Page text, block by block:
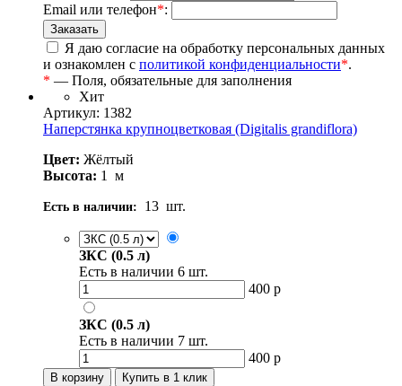
Email или телефон*:
Я даю согласие на обработку персональных данных
и ознакомлен с политикой конфиденциальности*.
* — Поля, обязательные для заполнения
Хит
Артикул: 1382
Наперстянка крупноцветковая (Digitalis grandiflora)
Цвет: Жёлтый
Высота: 1 м
Есть в наличии: 13 шт.
ЗКС (0.5 л)
Есть в наличии 6 шт.
400 р
ЗКС (0.5 л)
Есть в наличии 7 шт.
400 р